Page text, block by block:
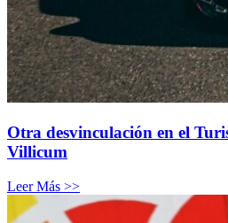
Otra desvinculación en el
Villicum
Leer Más >>